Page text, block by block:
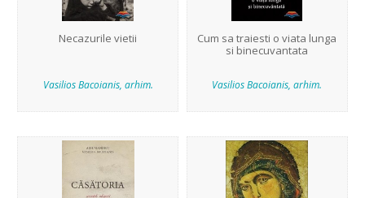
Necazurile vietii
Vasilios Bacoianis, arhim.
Cum sa traiesti o viata lunga
si binecuvantata
Vasilios Bacoianis, arhim.